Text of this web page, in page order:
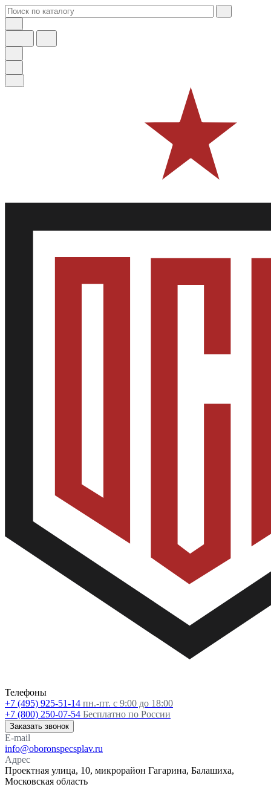
Телефоны
+7 (495) 925-51-14 пн.-пт. с 9:00 до 18:00
+7 (800) 250-07-54 Бесплатно по России
Заказать звонок
E-mail
info@oboronspecsplav.ru
Адрес
Проектная улица, 10, микрорайон Гагарина, Балашиха,
Московская область